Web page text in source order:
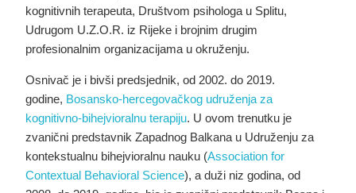
kognitivnih terapeuta, Društvom psihologa u Splitu,
Udrugom U.Z.O.R. iz Rijeke i brojnim drugim
profesionalnim organizacijama u okruženju.
Osnivač je i bivši predsjednik, od 2002. do 2019.
godine, Bosansko-hercegovačkog udruženja za
kognitivno-bihejvioralnu terapiju. U ovom trenutku je
zvanični predstavnik Zapadnog Balkana u Udruženju za
kontekstualnu bihejvioralnu nauku (Association for
Contextual Behavioral Science), a duži niz godina, od